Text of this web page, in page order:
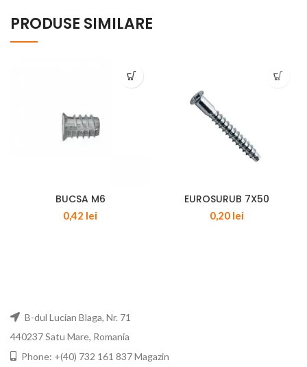
PRODUSE SIMILARE
BUCSA M6
0,42 lei
EUROSURUB 7X50
0,20 lei
B-dul Lucian Blaga, Nr. 71
440237 Satu Mare, Romania
Phone: +(40) 732 161 837 Magazin